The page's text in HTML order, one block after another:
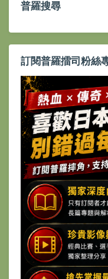
普羅搜尋
訂閱普羅擂司粉絲